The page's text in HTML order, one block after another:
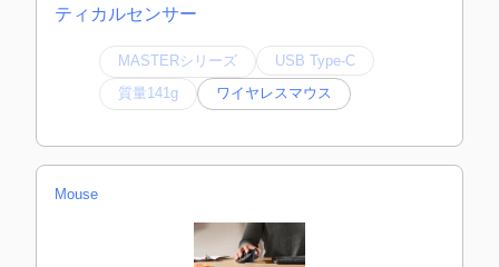
ティカルセンサー
MASTERシリーズ
USB Type-C
質量141g
ワイヤレスマウス
Mouse